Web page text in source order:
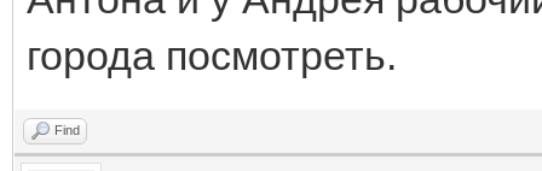
города посмотреть.
Find